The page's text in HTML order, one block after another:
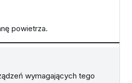
powietrza.
wymagających tego